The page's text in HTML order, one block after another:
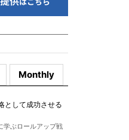
Monthly
して成功させる
学ぶロールアップ戦